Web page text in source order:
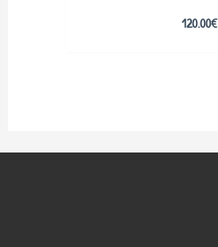
120.00€